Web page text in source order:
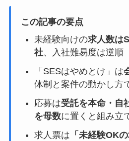
この記事の要点
未経験向けの求人数は
社、入社難易度は逆順
「SESはやめとけ」は
体制と案件の動かし方
応募は受託を本命・自
を母数に置くと組み立
求人票は 「未経験OK